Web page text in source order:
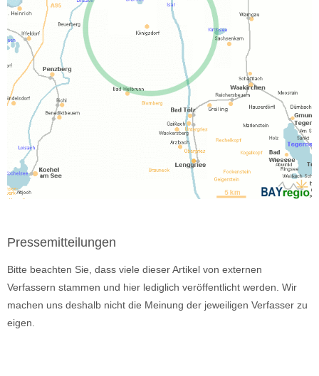
Pressemitteilungen
Bitte beachten Sie, dass viele dieser Artikel von externen
Verfassern stammen und hier lediglich veröffentlicht werden. Wir
machen uns deshalb nicht die Meinung der jeweiligen Verfasser zu
eigen.